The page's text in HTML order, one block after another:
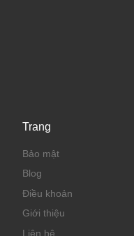
Trang
Bảo mật
Blog
Điều khoản
Giới thiệu
Liên hệ